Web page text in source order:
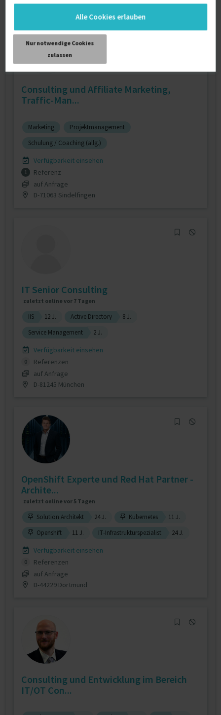
Alle Cookies erlauben
Nur notwendige Cookies
zulassen
Consulting und Affiliate Marketing,
Traffic-Man...
Marketing
Projektmanagement
Schulung / Coaching (allg.)
Verfügbarkeit einsehen
1
Referenz
auf Anfrage
D-71063 Sindelfingen
IT Senior Consulting
zuletzt online vor 7 Tagen
IIS 12 J. Active Directory
8 J.
Service Management
2 J.
Verfügbarkeit einsehen
0
Referenzen
auf Anfrage
D-81245 München
OpenShift Experte und Red Hat Partner -
Archite...
zuletzt online vor 5 Tagen
Solution Architekt 24 J. Kubernetes
11 J.
Openshift
11 J. IT-Infrastrukturspezialist 24 J.
Verfügbarkeit einsehen
0
Referenzen
auf Anfrage
D-44229 Dortmund
Consulting und Entwicklung im Bereich
IT/OT Con...